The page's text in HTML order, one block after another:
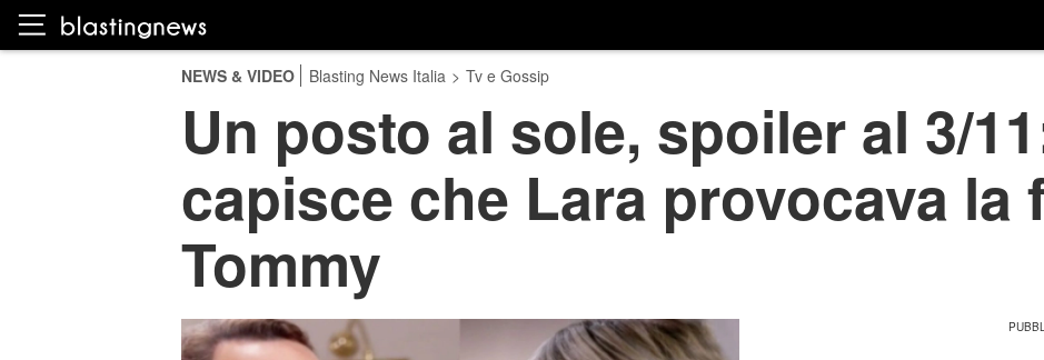
NEWS & VIDEO Blasting News Italia > Tv e Gossip
Un posto al sole, spoiler al 3/
capisce che Lara provocava la
Tommy